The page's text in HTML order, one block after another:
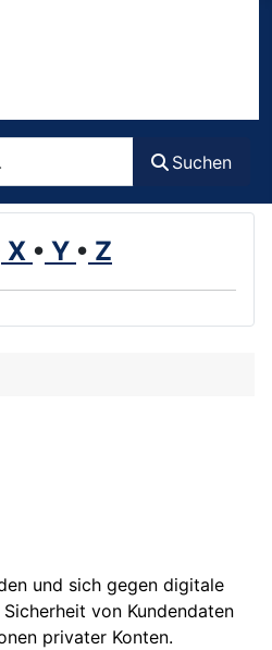
Suchen
X • Y • Z
und sich gegen digitale
von Kundendaten
privater Konten.